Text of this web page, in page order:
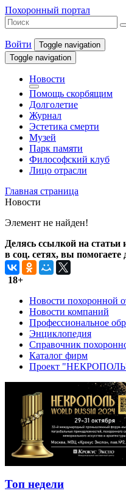
Похоронный портал
Войти
Toggle navigation
Toggle navigation
Новости
Помощь скорбящим
Долголетие
Журнал
Эстетика смерти
Музей
Парк памяти
Философский клуб
Лицо отрасли
Главная страница
Новости
Элемент не найден!
Делясь ссылкой на статьи
в соц. сетях, вы помогаете
18+
Новости похоронной
Новости компаний
Профессиональное
Энциклопедия
Справочник
Каталог фирм
Проект
Топ недели